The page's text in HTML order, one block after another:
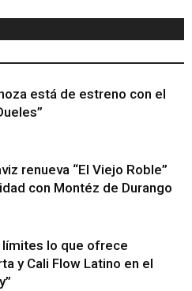
está de estreno con el
renueva “El Viejo Roble”
con Montéz de Durango
límites lo que ofrece
y Cali Flow Latino en el